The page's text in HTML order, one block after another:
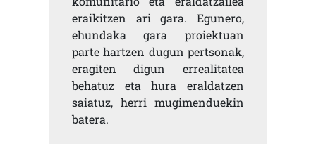
eraikitzen ari gara. Egunero,
ehundaka gara proiektuan
parte hartzen dugun pertsonak,
eragiten digun errealitatea
behatuz eta hura eraldatzen
saiatuz, herri mugimenduekin
batera.